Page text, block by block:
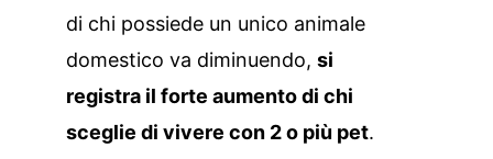
di chi possiede un unico animale
domestico va diminuendo, si
registra il forte aumento di chi
sceglie di vivere con 2 o più pet.